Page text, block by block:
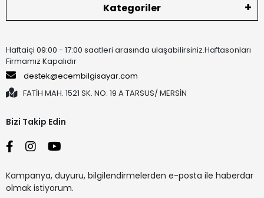
Kategoriler
Haftaiçi 09:00 - 17:00 saatleri arasında ulaşabilirsiniz.Haftasonları
Firmamız Kapalıdır
destek@ecembilgisayar.com
FATİH MAH. 1521 SK. NO: 19 A TARSUS/ MERSİN
Bizi Takip Edin
Kampanya, duyuru, bilgilendirmelerden e-posta ile haberdar
olmak istiyorum.